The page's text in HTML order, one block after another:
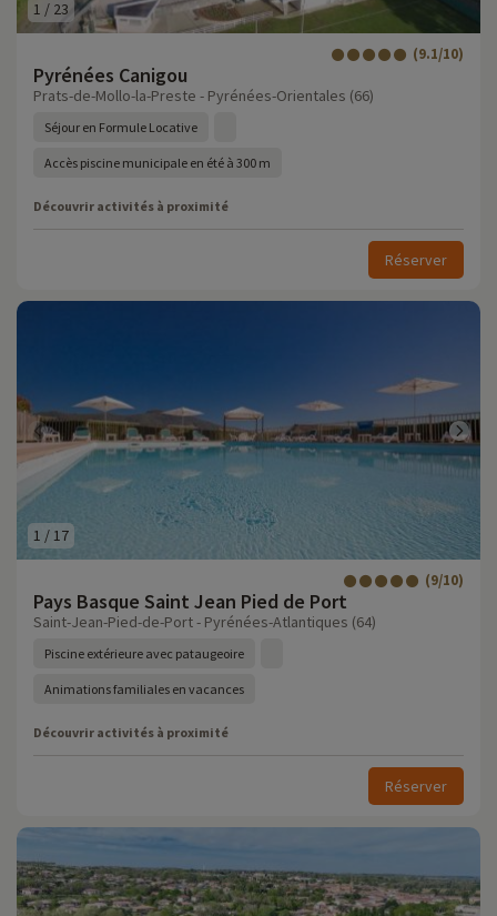
1 / 23
Pyrénées Canigou
(9.1/10)
Prats-de-Mollo-la-Preste - Pyrénées-Orientales (66)
Séjour en Formule Locative
Accès piscine municipale en été à 300 m
Découvrir activités à proximité
Réserver
1 / 17
Pays Basque Saint Jean Pied de Port
(9/10)
Saint-Jean-Pied-de-Port - Pyrénées-Atlantiques (64)
Piscine extérieure avec pataugeoire
Animations familiales en vacances
Découvrir activités à proximité
Réserver